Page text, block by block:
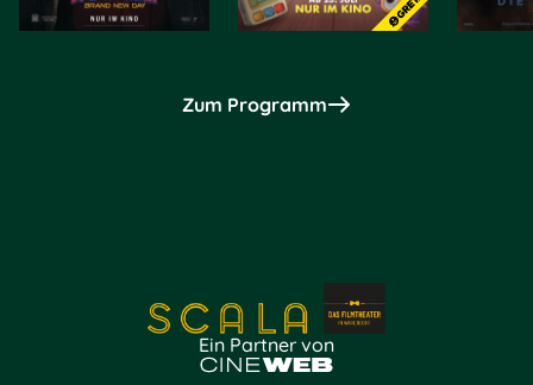
Zum Programm
Ein Partner von